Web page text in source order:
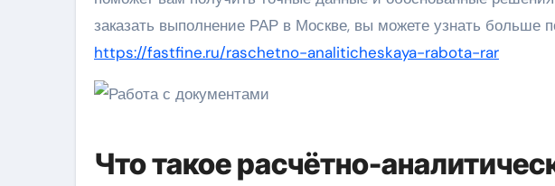
заказать выполнение РАР в Москве, вы можете узнать больше
https://fastfine.ru/raschetno-analiticheskaya-rabota-rar
Что такое расчётно-